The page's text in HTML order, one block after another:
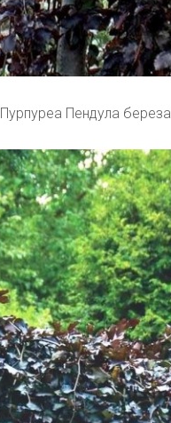
Пурпуреа Пендула береза